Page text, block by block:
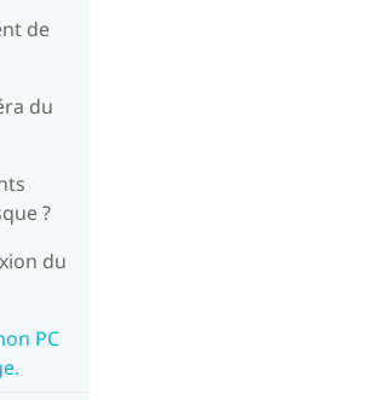
de
du
?
du
PC